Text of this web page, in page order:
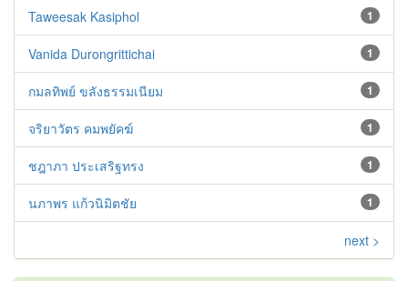
1
Taweesak Kasiphol
1
Vanida Durongrittichai
1
กมลทิพย์ ขลังธรรมเนียม
1
จริยาวัตร คมพยัคฆ์
1
ชฎาภา ประเสริฐทรง
1
นภาพร แก้วนิมิตชัย
next >